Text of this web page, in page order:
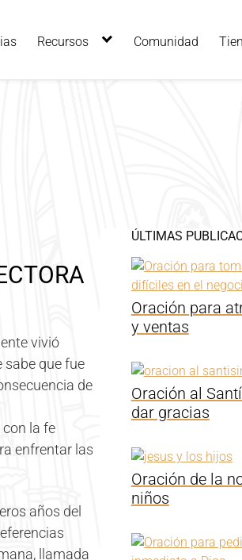
Recursos Comunidad
vivió
sabe que fue
de
la fe
enfrentar las
años del
llamada
ÚLTIMAS
Oración para
y ventas
Oración al
dar gracias
Oración de la
niños